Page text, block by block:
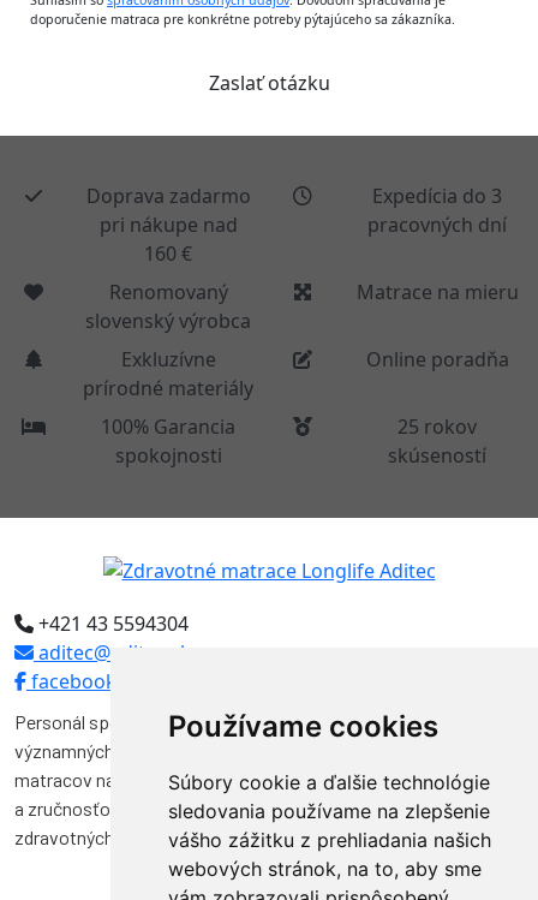
Používame cookies
Súbory cookie a ďalšie technológie
sledovania používame na zlepšenie
vášho zážitku z prehliadania našich
webových stránok, na to, aby sme
doporučenie matraca pre konkrétne potreby pýtajúceho sa zákazníka.
Doprava zadarmo
pri nákupe nad
160 €
Expedícia do 3
pracovných dní
Renomovaný
slovenský výrobca
Matrace na mieru
Exkluzívne
prírodné materiály
Online poradňa
100% Garancia
spokojnosti
25 rokov
skúseností
+421 43 5594304
aditec@aditec.sk
facebook
Personál spoločnosti Aditec tvoria odborníci, ktorí pôsobili vo
významných funkciách v niekoľkých spoločnostiach na výrobu
matracov na Slovensku. Svojimi vedomosťami, skúsenosťami
a zručnosťou značnou mierou prispeli k vývoju a kvalite výroby
zdravotných matracov na Slovensku.